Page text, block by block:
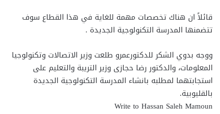
قائلاً ان هناك تخصصات مهمة للغاية في هذا القطاع سوف
تتضمنها المدرسة التكنولوجية الجديدة .
ووجه بدوي الشكر للدكتورعمرو طلعت وزير الاتصالات وتكنولوجيا
المعلومات، والدكتور رضا حجازى وزير التريبة والتعليم على
استجابتهما لمطلبه بانشاء المدرسة التكنولوجية الجديدة
بالقليوبية.
Write to Hassan Saleh Mamoun